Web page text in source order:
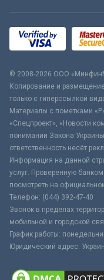
© 2008-2026 ООО
Копирование и
только с гиперссылкой
Материалы с пометками
«Спецпроект», «Новости
понимании Закона
ответственность несёт
Информация на данной
услуг. Проверенную
посмотреть на
Телефон: (044) 392-47-40
Звонок в пределах
мобильной и городской
График работы:
Юридический адрес: